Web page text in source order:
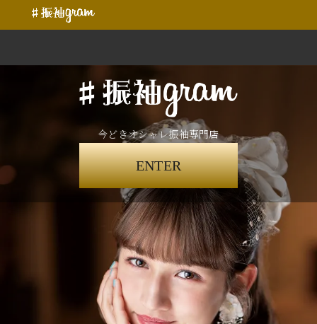
今どきオシャレ振袖専門店
ENTER